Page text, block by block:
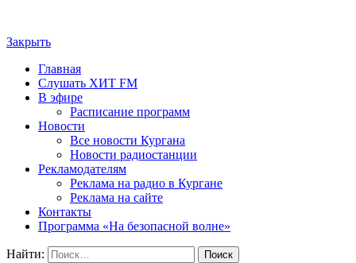
Закрыть
Главная
Слушать ХИТ FM
В эфире
Расписание программ
Новости
Все новости Кургана
Новости радиостанции
Рекламодателям
Реклама на радио в Кургане
Реклама на сайте
Контакты
Программа «На безопасной волне»
Найти: